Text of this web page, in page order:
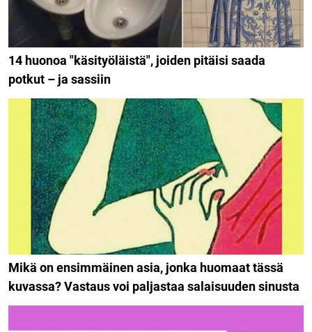
14 huonoa "käsityöläistä", joiden pitäisi saada
potkut – ja sassiin
Mikä on ensimmäinen asia, jonka huomaat tässä
kuvassa? Vastaus voi paljastaa salaisuuden sinusta